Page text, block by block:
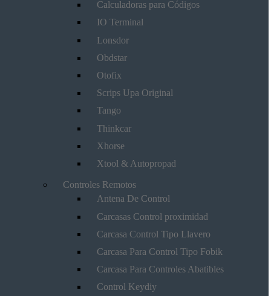
Calculadoras para Códigos
IO Terminal
Lonsdor
Obdstar
Otofix
Scrips Upa Original
Tango
Thinkcar
Xhorse
Xtool & Autopropad
Controles Remotos
Antena De Control
Carcasas Control proximidad
Carcasa Control Tipo Llavero
Carcasa Para Control Tipo Fobik
Carcasa Para Controles Abatibles
Control Keydiy